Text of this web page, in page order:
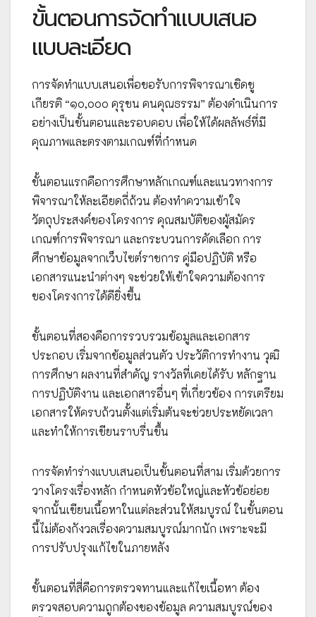
ขั้นตอนการจัดทำแบบเสนอ
แบบละเอียด
การจัดทำแบบเสนอเพื่อขอรับการพิจารณาเชิดชู
เกียรติ “๑๐,๐๐๐ คุรุชน คนคุณธรรม” ต้องดำเนินการ
อย่างเป็นขั้นตอนและรอบคอบ เพื่อให้ได้ผลลัพธ์ที่มี
คุณภาพและตรงตามเกณฑ์ที่กำหนด
ขั้นตอนแรกคือการศึกษาหลักเกณฑ์และแนวทางการ
พิจารณาให้ละเอียดถี่ถ้วน ต้องทำความเข้าใจ
วัตถุประสงค์ของโครงการ คุณสมบัติของผู้สมัคร
เกณฑ์การพิจารณา และกระบวนการคัดเลือก การ
ศึกษาข้อมูลจากเว็บไซต์ราชการ คู่มือปฏิบัติ หรือ
เอกสารแนะนำต่างๆ จะช่วยให้เข้าใจความต้องการ
ของโครงการได้ดียิ่งขึ้น
ขั้นตอนที่สองคือการรวบรวมข้อมูลและเอกสาร
ประกอบ เริ่มจากข้อมูลส่วนตัว ประวัติการทำงาน วุฒิ
การศึกษา ผลงานที่สำคัญ รางวัลที่เคยได้รับ หลักฐาน
การปฏิบัติงาน และเอกสารอื่นๆ ที่เกี่ยวข้อง การเตรียม
เอกสารให้ครบถ้วนตั้งแต่เริ่มต้นจะช่วยประหยัดเวลา
และทำให้การเขียนราบรื่นขึ้น
การจัดทำร่างแบบเสนอเป็นขั้นตอนที่สาม เริ่มด้วยการ
วางโครงเรื่องหลัก กำหนดหัวข้อใหญ่และหัวข้อย่อย
จากนั้นเขียนเนื้อหาในแต่ละส่วนให้สมบูรณ์ ในขั้นตอน
นี้ไม่ต้องกังวลเรื่องความสมบูรณ์มากนัก เพราะจะมี
การปรับปรุงแก้ไขในภายหลัง
ขั้นตอนที่สี่คือการตรวจทานและแก้ไขเนื้อหา ต้อง
ตรวจสอบความถูกต้องของข้อมูล ความสมบูรณ์ของ